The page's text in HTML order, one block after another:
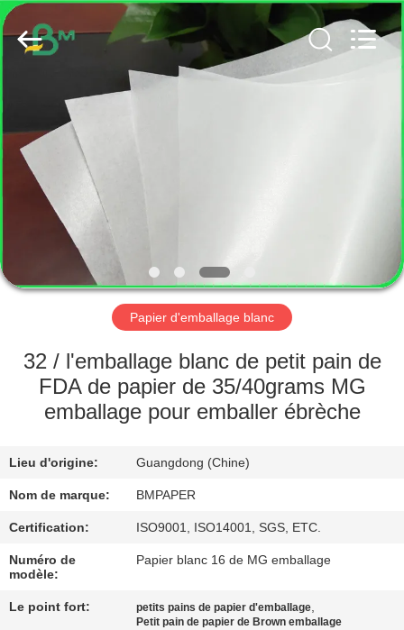
MAISON
PRODUITS
SUJET
DE
NOUS
VISITE
D'USINE
DE
QUALITÉ
CONTACTEZ-
NOUS
GUANGZHOU
BMPAPER
CO.,
LTD..
All
Papier d'emballage blanc
32 / l'emballage blanc de petit pain de
FDA de papier de 35/40grams MG
emballage pour emballer ébrèche
Lieu d'origine: Guangdong (Chine)
Nom de marque: BMPAPER
Certification: ISO9001, ISO14001, SGS, ETC.
Numéro de
modèle:
Papier blanc 16 de MG emballage
Le point fort: petits pains de papier d'emballage,
Petit pain de papier de Brown emballage